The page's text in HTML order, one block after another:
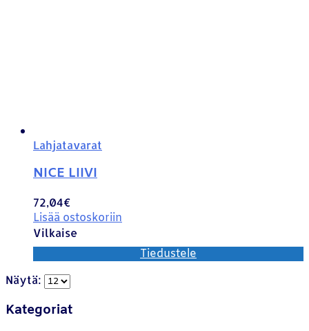
Lahjatavarat
NICE LIIVI
72,04€
Lisää ostoskoriin
Vilkaise
Tiedustele
Näytä:
Kategoriat